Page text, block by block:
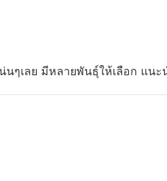
ๆเลย มีหลายพันธุ์ให้เลือก แนะน